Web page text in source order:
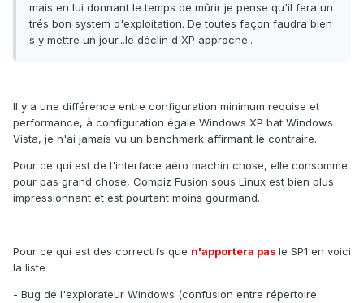
mais en lui donnant le temps de mûrir je pense qu'il fera un
trés bon system d'exploitation. De toutes façon faudra bien
s y mettre un jour...le déclin d'XP approche..
Il y a une différence entre configuration minimum requise et
performance, à configuration égale Windows XP bat Windows
Vista, je n'ai jamais vu un benchmark affirmant le contraire.
Pour ce qui est de l'interface aéro machin chose, elle consomme
pour pas grand chose, Compiz Fusion sous Linux est bien plus
impressionnant et est pourtant moins gourmand.
Pour ce qui est des correctifs que n'apportera pas le SP1 en voici
la liste :
- Bug de l'explorateur Windows (confusion entre répertoire